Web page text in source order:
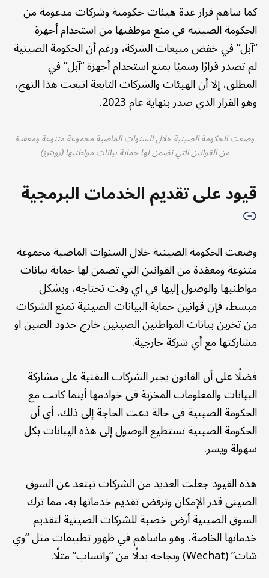
كما ساهم قرار عدة هيئات حكومية وشركات مدعومة من
الحكومة الصينية في منع موظفيها من استخدام أجهزة
“آبل” في خفض مبيعات الشركة، ورغم أن الحكومة الصينية
لم تصدر قرارًا رسميًا بمنع استخدام أجهزة “آبل” في
المطلق، إلا أن الهيئات والشركات التابعة اتبعت هذا النهج،
وهو القرار الذي صدر بنهاية عام 2023.
وضعت الحكومة الصينية خلال السنوات الماضية مجموعة متنوعة ومعقدة
من القوانين التي تضمن لها حماية بيانات مواطنيها (رويترز)
قيود على تقديم الخدمات البرمجية
وضعت الحكومة الصينية خلال السنوات الماضية مجموعة
متنوعة ومعقدة من القوانين التي تضمن لها حماية بيانات
مواطنيها والوصول إليها في اي وقت تحتاجه، وبشكل
مبسط، فإن قوانين حماية البيانات الصينية تمنع الشركات
من تخزين بيانات المواطنين الصينين خارج حدود الصين او
مشاركتها مع أي شركة خارجية.
فضلًا على أن القانون يجبر الشركات التقنية على مشاركة
البيانات والمعلومات المخزنة في خوادمها أينما كانت مع
الحكومة الصينية في حالة دعت الحاجة إلى ذلك، أي أن
الحكومة الصينية تستطيع الوصول إلى هذه اليبانات بكل
سهولة ويسر.
هذه القيود جعلت العديد من الشركات تبتعد عن السوق
الصيني قدر الإمكان وترفض تقديم خدماتها به، مما ترك
السوق الصينية أرض خصبة للشركات الصينية لتقديم
خدماتها الخاصة، وهو ماساهم في ظهور تطبيقات مثل “وي
شات” (Wechat) ونجاحه بدلًا من “واتساب” مثلًا.